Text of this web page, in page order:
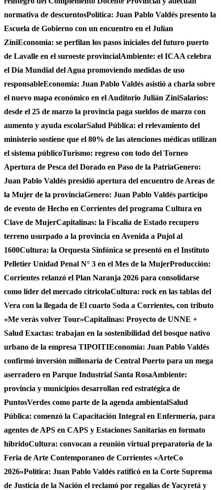
normativa de descuentosPolítica: Juan Pablo Valdés presento la
Escuela de Gobierno con un encuentro en el Julían
ZiniEconomia: se perfilan los pasos iniciales del futuro puerto
de Lavalle en el suroeste provincialAmbiente: el ICAA celebra
el Día Mundial del Agua promoviendo medidas de uso
responsableEconomía: Juan Pablo Valdés asistió a charla sobre
el nuevo mapa económico en el Auditorio Julián ZiniSalarios:
desde el 25 de marzo la provincia paga sueldos de marzo con
aumento y ayuda escolarSalud Pública: el relevamiento del
ministerio sostiene que el 80% de las atenciones médicas utilizan
el sistema públicoTurismo: regreso con todo del Torneo
Apertura de Pesca del Dorado en Paso de la PatriaGenero:
Juan Pablo Valdés presidió apertura del encuentro de Areas de
la Mujer de la provinciaGenero: Juan Pablo Valdés participo
de evento de Hecho en Corrientes del programa Cultura en
Clave de MujerCapitalinas: la Fiscalia de Estado recupero
terreno usurpado a la provincia en Avenida a Pujol al
1600Cultura: la Orquesta Sinfónica se presentó en el Instituto
Pelletier Unidad Penal N° 3 en el Mes de la MujerProducción:
Corrientes relanzó el Plan Naranja 2026 para consolidarse
como lider del mercado citricolaCultura: rock en las tablas del
Vera con la llegada de El cuarto Soda a Corrientes, con tributo
«Me verás volver Tour»Capitalinas: Proyecto de UNNE +
Salud Exactas: trabajan en la sostenibilidad del bosque nativo
urbano de la empresa TIPOITIEconomía: Juan Pablo Valdés
confirmó inversión millonaria de Central Puerto para un mega
aserradero en Parque Industrial Santa RosaAmbiente:
provincia y municipios desarrollan red estratégica de
PuntosVerdes como parte de la agenda ambientalSalud
Pública: comenzó la Capacitación Integral en Enfermería, para
agentes de APS en CAPS y Estaciones Sanitarias en formato
hibridoCultura: convocan a reunión virtual preparatoria de la
Feria de Arte Contemporaneo de Corrientes «ArteCo
2026»Política: Juan Pablo Valdés ratificó en la Corte Suprema
de Justicia de la Nación el reclamó por regalías de Yacyretá y